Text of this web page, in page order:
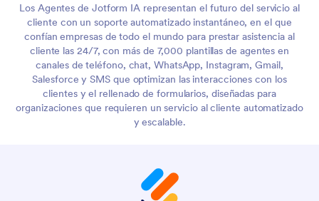
Los Agentes de Jotform IA representan el futuro del servicio al
cliente con un soporte automatizado instantáneo, en el que
confían empresas de todo el mundo para prestar asistencia al
cliente las 24/7, con más de 7,000 plantillas de agentes en
canales de teléfono, chat, WhatsApp, Instagram, Gmail,
Salesforce y SMS que optimizan las interacciones con los
clientes y el rellenado de formularios, diseñadas para
organizaciones que requieren un servicio al cliente automatizado
y escalable.